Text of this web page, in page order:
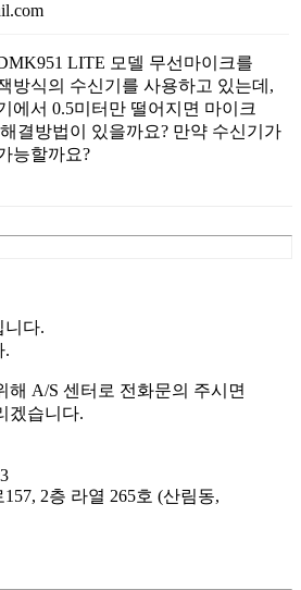
LITE 모델 무선마이크를
방식의 수신기를 사용하고 있는데,
에서 0.5미터만 떨어지면 마이크
결방법이 있을까요? 만약 수신기가
능할까요?
니다.
.
해 A/S 센터로 전화문의 주시면
겠습니다.
2층 라열 265호 (산림동,